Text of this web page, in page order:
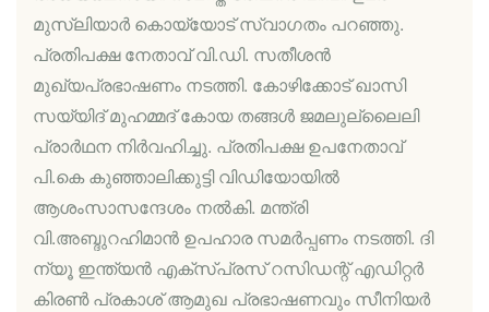
മുസ്‌ലിയാർ കൊയ്യോട് സ്വാഗതം പറഞ്ഞു.
പ്രതിപക്ഷ നേതാവ് വി.ഡി. സതീശൻ
മുഖ്യപ്രഭാഷണം നടത്തി. കോഴിക്കോട് ഖാസി
സയ്യിദ് മുഹമ്മദ് കോയ തങ്ങൾ ജമലുല്ലൈലി
പ്രാർഥന നിർവഹിച്ചു. പ്രതിപക്ഷ ഉപനേതാവ്
പി.കെ കുഞ്ഞാലിക്കുട്ടി വിഡിയോയിൽ
ആശംസാസന്ദേശം നൽകി. മന്ത്രി
വി.അബ്ദുറഹിമാൻ ഉപഹാര സമർപ്പണം നടത്തി. ദി
ന്യൂ ഇന്ത്യൻ എക്‌സ്പ്രസ് റസിഡന്റ് എഡിറ്റർ
കിരൺ പ്രകാശ് ആമുഖ പ്രഭാഷണവും സീനിയർ